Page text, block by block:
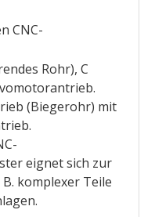
CNC-
Rohr), C
(Biegerohr) mit
eignet sich zur
komplexer Teile